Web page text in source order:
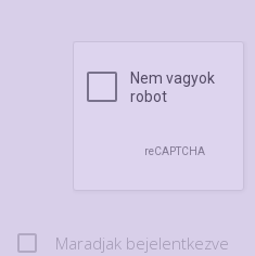
Maradjak bejelentkezve